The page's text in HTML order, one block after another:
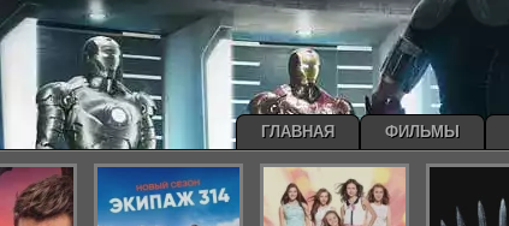
ГЛАВНАЯ ФИЛЬМЫ